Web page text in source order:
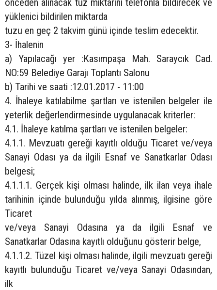
önceden alınacak tuz miktarını telefonla bildirecek ve
yüklenici bildirilen miktarda
tuzu en geç 2 takvim günü içinde teslim edecektir.
3- İhalenin
a) Yapılacağı yer :Kasımpaşa Mah. Saraycık Cad.
NO:59 Belediye Garajı Toplantı Salonu
b) Tarihi ve saati :12.01.2017 - 11:00
4. İhaleye katılabilme şartları ve istenilen belgeler ile
yeterlik değerlendirmesinde uygulanacak kriterler:
4.1. İhaleye katılma şartları ve istenilen belgeler:
4.1.1. Mevzuatı gereği kayıtlı olduğu Ticaret ve/veya
Sanayi Odası ya da ilgili Esnaf ve Sanatkarlar Odası
belgesi;
4.1.1.1. Gerçek kişi olması halinde, ilk ilan veya ihale
tarihinin içinde bulunduğu yılda alınmış, ilgisine göre
Ticaret
ve/veya Sanayi Odasına ya da ilgili Esnaf ve
Sanatkarlar Odasına kayıtlı olduğunu gösterir belge,
4.1.1.2. Tüzel kişi olması halinde, ilgili mevzuatı gereği
kayıtlı bulunduğu Ticaret ve/veya Sanayi Odasından,
ilk